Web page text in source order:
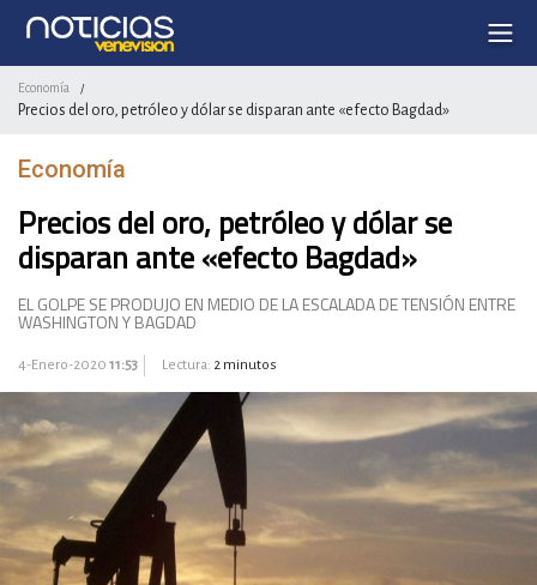
Economía /
Precios del oro, petróleo y dólar se disparan ante «efecto Bagdad»
Economía
Precios del oro, petróleo y dólar se
disparan ante «efecto Bagdad»
EL GOLPE SE PRODUJO EN MEDIO DE LA ESCALADA DE TENSIÓN ENTRE
WASHINGTON Y BAGDAD
4-Enero-2020 11:53 Lectura: 2 minutos